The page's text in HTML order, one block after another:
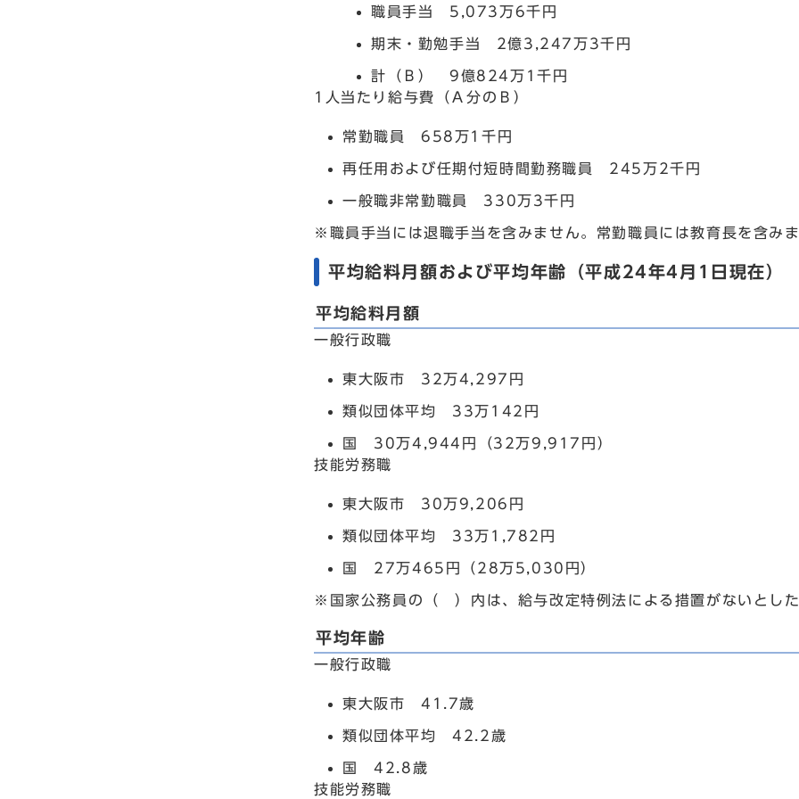
職員手当 5,073万6千円
期末・勤勉手当 2億3,247万3千円
計（Ｂ） 9億824万1千円
1人当たり給与費（Ａ分のＢ）
常勤職員 658万1千円
再任用および任期付短時間勤務職員 245万2千円
一般職非常勤職員 330万3千円
※職員手当には退職手当を含みません。常勤職員には教育長を含み
平均給料月額および平均年齢（平成24年4月1日現在）
平均給料月額
一般行政職
東大阪市 32万4,297円
類似団体平均 33万142円
国 30万4,944円（32万9,917円）
技能労務職
東大阪市 30万9,206円
類似団体平均 33万1,782円
国 27万465円（28万5,030円）
※国家公務員の（ ）内は、給与改定特例法による措置がないとし
平均年齢
一般行政職
東大阪市 41.7歳
類似団体平均 42.2歳
国 42.8歳
技能労務職